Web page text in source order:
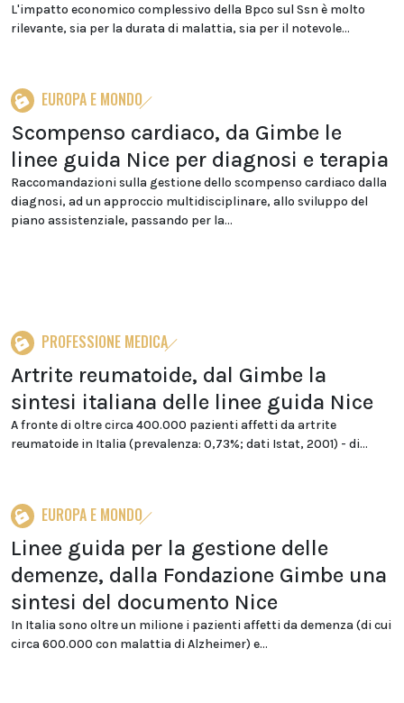
L'impatto economico complessivo della Bpco sul Ssn è molto
rilevante, sia per la durata di malattia, sia per il notevole...
EUROPA E MONDO
Scompenso cardiaco, da Gimbe le
linee guida Nice per diagnosi e terapia
Raccomandazioni sulla gestione dello scompenso cardiaco dalla
diagnosi, ad un approccio multidisciplinare, allo sviluppo del
piano assistenziale, passando per la...
PROFESSIONE MEDICA
Artrite reumatoide, dal Gimbe la
sintesi italiana delle linee guida Nice
A fronte di oltre circa 400.000 pazienti affetti da artrite
reumatoide in Italia (prevalenza: 0,73%; dati Istat, 2001) - di...
EUROPA E MONDO
Linee guida per la gestione delle
demenze, dalla Fondazione Gimbe una
sintesi del documento Nice
In Italia sono oltre un milione i pazienti affetti da demenza (di cui
circa 600.000 con malattia di Alzheimer) e...